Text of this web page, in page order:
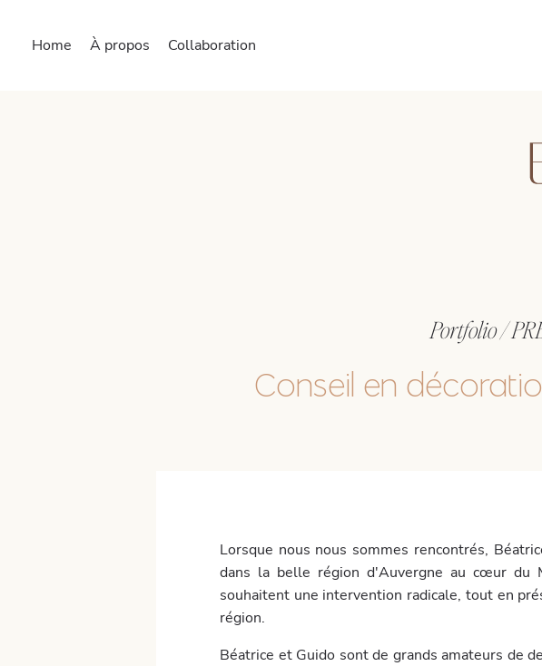
Home À propos Collaboration
Portfolio /
Conseil en
Lorsque nous nous sommes rencontrés,
dans la belle région d'Auvergne au cœur du
souhaitent une intervention radicale, tout en
région.
Béatrice et Guido sont de grands amateurs de